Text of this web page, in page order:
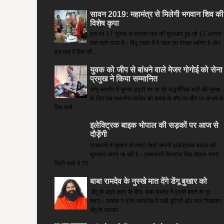
सावन 2019: महामंत्र से मिलेगी भगवान शिव की
विशेष कृपा
इस वर्ष 17 जुलाई से श्रावण माह की शुरुआत हुई जो 15 अगस्त
तक रहने वाला है। हिंदू पंचांग में ये साल का पांचवा महीना है और
इस माह में शिव की...
युवक को जीप से बांधने वाले मेजर गोगोई को सेना
प्रमुख ने किया सम्‍मानित
जम्मू-कश्मीर में चुनाव ड्यूटी पर जा रहे अद्धसैनिक बलों की सुरक्षा
के लिए एक स्थानीय व्यक्ति को कवच के तौर पर जीप पर बांधने के
लिए चर्चा ...
इलेक्ट्रिक बाइक भोपाल की सड़कों पर आज से
दौड़ेंगी
राजधानी में गुरुवार से स्मार्ट सिटी कंपनी इलेक्ट्रिक बाइक की
शुरुआत करने जा रही है। मुख्यमंत्री शिवराज सिंह चौहान स्मार्ट
सिटी पार्क में 75 ...
बाबा रामदेव के नुस्खे मात देंगे डेंगू बुखार को
डेंगू के बढ़ते कहर के बीच बाबा रामदेव ने इससे बचने के गुर
बताए। रामदेव ने प्रेस कांफ्रेंस में जड़ी बूटियों और फल दिखाकर
डेंगू के उपचार...